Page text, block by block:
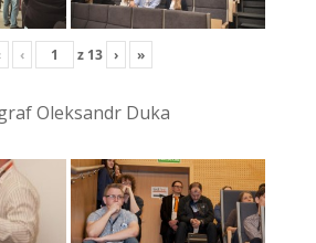
‹ z 13 › »
Oleksandr Duka